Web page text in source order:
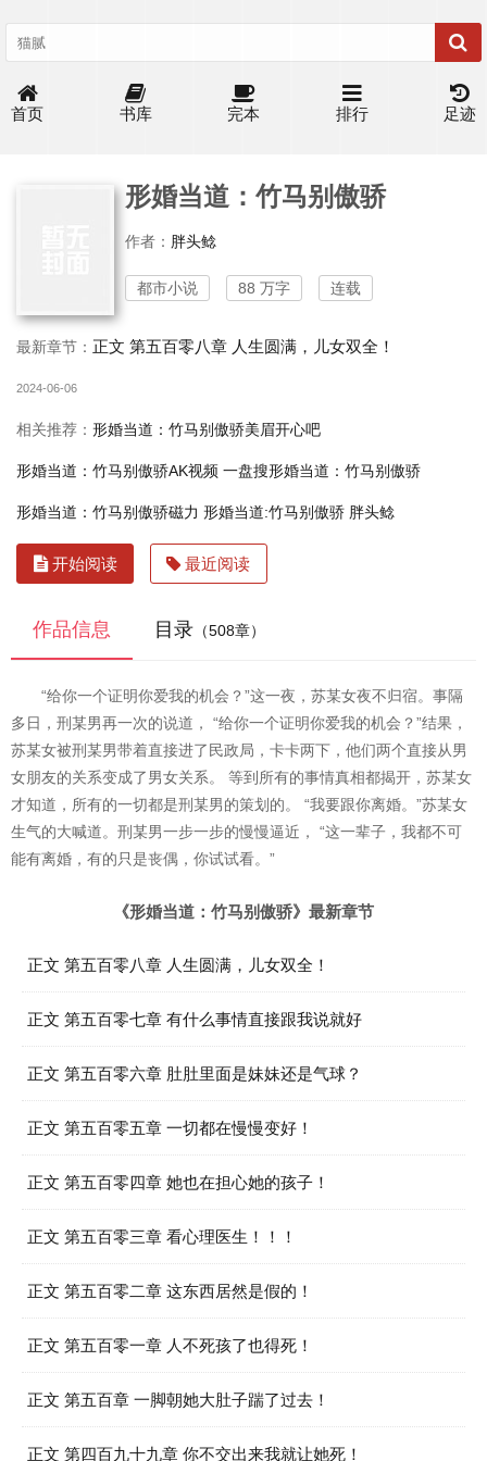
首页 书库 完本 排行 足迹
形婚当道：竹马别傲骄
作者： 胖头鲶
都市小说 88 万字 连载
最新章节： 正文 第五百零八章 人生圆满，儿女双全！
2024-06-06
相关推荐： 形婚当道：竹马别傲骄美眉开心吧
形婚当道：竹马别傲骄AK视频 一盘搜形婚当道：竹马别傲骄
形婚当道：竹马别傲骄磁力 形婚当道:竹马别傲骄 胖头鲶
开始阅读 最近阅读
作品信息 目录 （508章）
“给你一个证明你爱我的机会？”这一夜，苏某女夜不归宿。事隔
多日，刑某男再一次的说道， “给你一个证明你爱我的机会？”结果，
苏某女被刑某男带着直接进了民政局，卡卡两下，他们两个直接从男
女朋友的关系变成了男女关系。 等到所有的事情真相都揭开，苏某女
才知道，所有的一切都是刑某男的策划的。 “我要跟你离婚。”苏某女
生气的大喊道。刑某男一步一步的慢慢逼近， “这一辈子，我都不可
能有离婚，有的只是丧偶，你试试看。”
《形婚当道：竹马别傲骄》最新章节
正文 第五百零八章 人生圆满，儿女双全！
正文 第五百零七章 有什么事情直接跟我说就好
正文 第五百零六章 肚肚里面是妹妹还是气球？
正文 第五百零五章 一切都在慢慢变好！
正文 第五百零四章 她也在担心她的孩子！
正文 第五百零三章 看心理医生！！！
正文 第五百零二章 这东西居然是假的！
正文 第五百零一章 人不死孩了也得死！
正文 第五百章 一脚朝她大肚子踹了过去！
正文 第四百九十九章 你不交出来我就让她死！